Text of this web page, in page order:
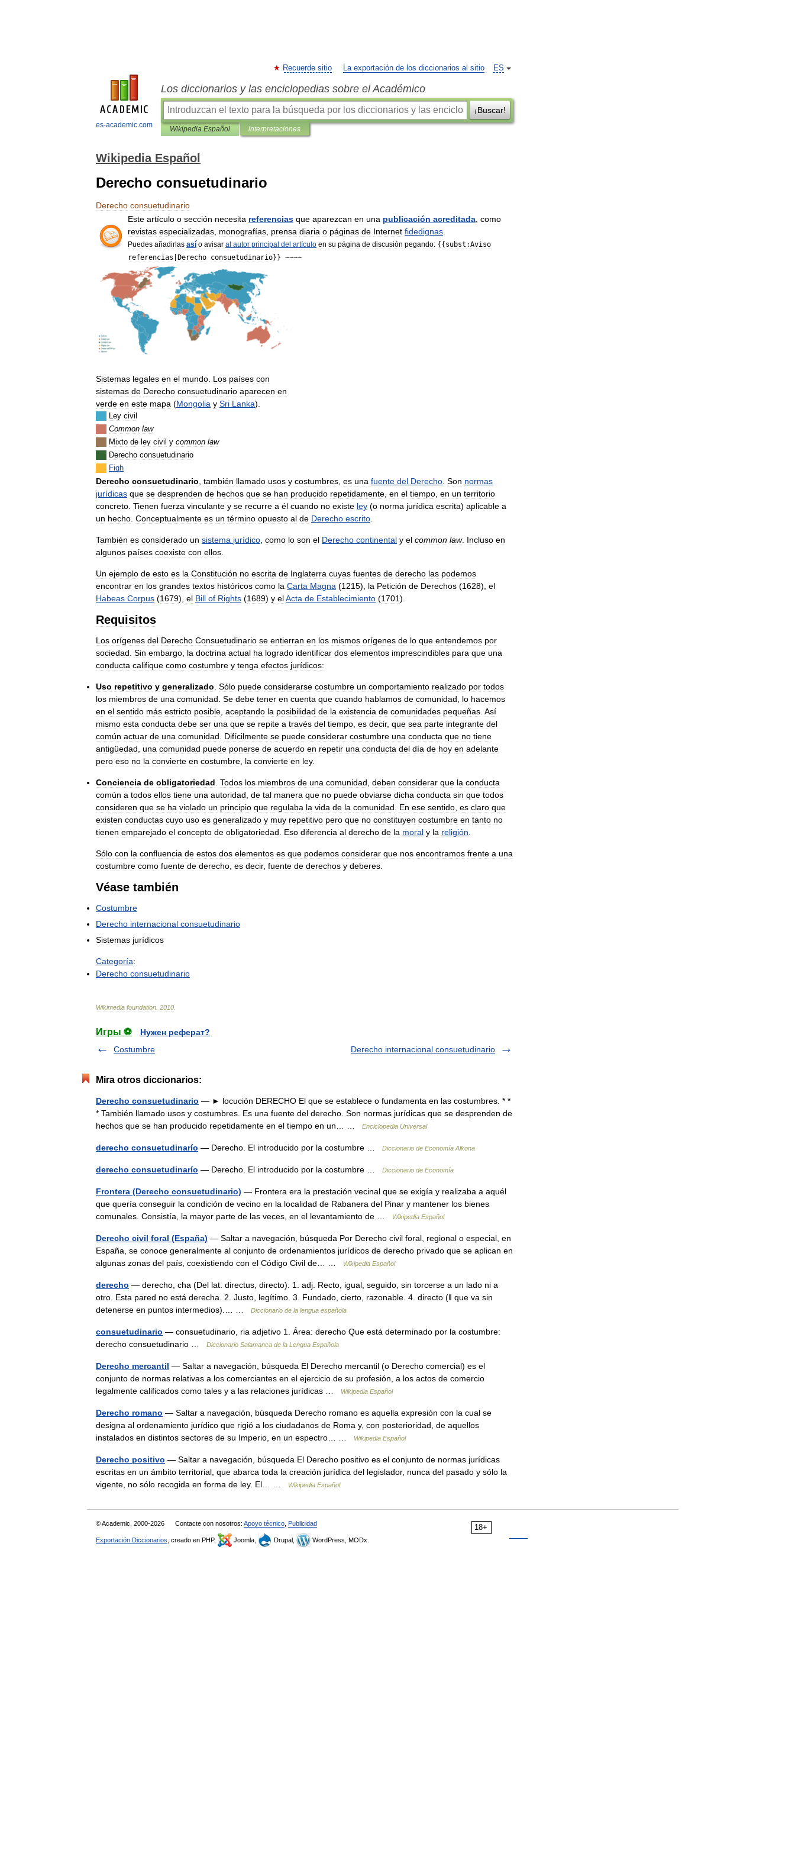
es-academic.com
ES
Recuerde sitio La exportación de los diccionarios al sitio
Los diccionarios y las enciclopedias sobre el Académico
¡Buscar!
Wikipedia Español interpretaciones
Wikipedia Español
Derecho consuetudinario
Derecho consuetudinario
Este artículo o sección necesita referencias que aparezcan en una publicación acreditada como
revistas especializadas monografías prensa diaria o páginas de Internet fidedignas
Puedes añadirlas así o avisar al autor principal del artículo en su página de discusión pegando: {{ subst:Aviso
referencias
Derecho consuetudinario}} ~~~~
Sistemas legales en el mundo Los países con
sistemas de Derecho consuetudinario aparecen en
verde en este mapa (Mongolia y Sri Lanka).
Ley civil
Common law
Mixto de ley civil y common law
Derecho consuetudinario
Fiqh
Derecho consuetudinario también llamado usos y costumbres es una fuente del Derecho Son normas
jurídicas que se desprenden de hechos que se han producido repetidamente en el tiempo en un territorio
concreto Tienen fuerza vinculante y se recurre a él cuando no existe ley (o norma jurídica escrita) aplicable a
un hecho Conceptualmente es un término opuesto al de Derecho escrito
También es considerado un sistema jurídico como lo son el Derecho continental y el common law. Incluso en
algunos países coexiste con ellos
Un ejemplo de esto es la Constitución no escrita de Inglaterra cuyas fuentes de derecho las podemos
encontrar en los grandes textos históricos como la Carta Magna (1215), la Petición de Derechos (1628), el
Habeas Corpus (1679), el Bill of Rights (1689) y elActa de Establecimiento (1701).
Requisitos
Los orígenes del Derecho Consuetudinario se entierran en los mismos orígenes de lo que entendemos por
sociedad Sin embargo la doctrina actual ha logrado identificar dos elementos imprescindibles para que una
conducta califique como costumbre y tenga efectos jurídicos:
Uso repetitivo y generalizado Sólo puede considerarse costumbre un comportamiento realizado por todos
los miembros de una comunidad Se debe tener en cuenta que cuando hablamos de comunidad lo hacemos
en el sentido más estricto posible aceptando la posibilidad de la existencia de comunidades pequeñas Así
mismo esta conducta debe ser una que se repite a través del tiempo es decir, que sea parte integrante del
común actuar de una comunidad Difícilmente se puede considerar costumbre una conducta que no tiene
antigüedad una comunidad puede ponerse de acuerdo en repetir una conducta del día de hoy en adelante
pero eso no la convierte en costumbre la convierte en ley.
Conciencia de obligatoriedad Todos los miembros de una comunidad deben considerar que la conducta
común a todos ellos tiene una autoridad de tal manera que no puede obviarse dicha conducta sin que todos
consideren que se ha violado un principio que regulaba la vida de la comunidad En ese sentido es claro que
existen conductas cuyo uso es generalizado y muy repetitivo pero que no constituyen costumbre en tanto no
tienen emparejado el concepto de obligatoriedad Eso diferencia al derecho de la moral y la religión
Sólo con la confluencia de estos dos elementos es que podemos considerar que nos encontramos frente a una
costumbre como fuente de derecho es decir, fuente de derechos y deberes
Véase también
Costumbre
Derecho internacional consuetudinario
Sistemas jurídicos
Categoría:
Derecho consuetudinario
Wikimedia foundation 2010
Игры ⚽
Нужен реферат?
Costumbre
Derecho internacional consuetudinario
Mira otros diccionarios:
Derecho consuetudinario — ► locución DERECHO El que se establece o fundamenta en las costumbres. * *
* También llamado usos y costumbres. Es una fuente del derecho. Son normas jurídicas que se desprenden de
hechos que se han producido repetidamente en el tiempo en un… …
Enciclopedia Universal
derecho consuetudinarío — Derecho. El introducido por la costumbre … Diccionario de Economía Alkona
derecho consuetudinarío — Derecho. El introducido por la costumbre … Diccionario de Economía
Frontera (Derecho consuetudinario) — Frontera era la prestación vecinal que se exigía y realizaba a aquél
que quería conseguir la condición de vecino en la localidad de Rabanera del Pinar y mantener los bienes
comunales. Consistía, la mayor parte de las veces, en el levantamiento de …
Wikipedia Español
Derecho civil foral (España) — Saltar a navegación, búsqueda Por Derecho civil foral, regional o especial, en
España, se conoce generalmente al conjunto de ordenamientos jurídicos de derecho privado que se aplican en
algunas zonas del país, coexistiendo con el Código Civil de… …
Wikipedia Español
derecho — derecho, cha (Del lat. directus, directo). 1. adj. Recto, igual, seguido, sin torcerse a un lado ni a
otro. Esta pared no está derecha. 2. Justo, legítimo. 3. Fundado, cierto, razonable. 4. directo (ǁ que va sin
detenerse en puntos intermedios).… …
Diccionario de la lengua española
consuetudinario — consuetudinario, ria adjetivo 1. Área: derecho Que está determinado por la costumbre:
derecho consuetudinario …
Diccionario Salamanca de la Lengua Española
Derecho mercantil — Saltar a navegación, búsqueda El Derecho mercantil (o Derecho comercial) es el
conjunto de normas relativas a los comerciantes en el ejercicio de su profesión, a los actos de comercio
legalmente calificados como tales y a las relaciones jurídicas …
Wikipedia Español
Derecho romano — Saltar a navegación, búsqueda Derecho romano es aquella expresión con la cual se
designa al ordenamiento jurídico que rigió a los ciudadanos de Roma y, con posterioridad, de aquellos
instalados en distintos sectores de su Imperio, en un espectro… …
Wikipedia Español
Derecho positivo — Saltar a navegación, búsqueda El Derecho positivo es el conjunto de normas jurídicas
escritas en un ámbito territorial, que abarca toda la creación jurídica del legislador, nunca del pasado y sólo la
vigente, no sólo recogida en forma de ley. El… …
Wikipedia Español
18+
© Academic, 2000-2026 Contacte con nosotros: Apoyo técnico Publicidad
Exportación Diccionarios , creado en PHP, Joomla, Drupal, WordPress, MODx.